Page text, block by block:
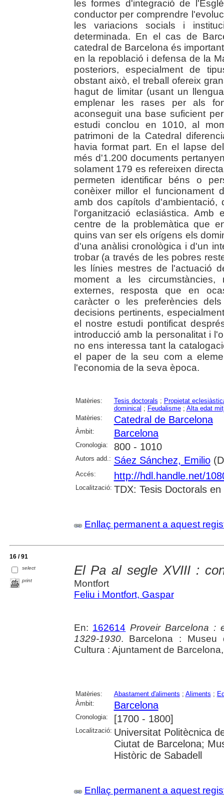
les formes d'integració de
conductor per comprendre
les variacions socials i
determinada. En el cas de
catedral de Barcelona és
en la repoblació i defensa de la
posteriors, especialment de
obstant això, el treball ofereix
hagut de limitar (usant un
emplenar les rases per als
aconseguit una base suficient
estudi conclou en 1010, al
patrimoni de la Catedral
havia format part. En el lapse
més d'1.200 documents
solament 179 es refereixen
permeten identificar béns o
conèixer millor el funcionament
amb dos capítols
l'organització eclasiástica.
centre de la problemàtica que
quins van ser els orígens els
d'una anàlisi cronològica i d'un
trobar (a través de les pobres
les línies mestres de l'actuació
moment a les circumstàncies,
externes, resposta que en
caràcter o les preferències
decisions pertinents,
el nostre estudi pontificat
introducció amb la personalitat i
no ens interessa tant la
el paper de la seu com a
l'economia de la seva època.
Matèries: Tesis doctorals ; Propietat
dominical ; Feudalisme; Alta edat
Matèries:
Catedral de Barcelona
Àmbit: Barcelona
Cronologia: 800 - 1010
Autors add.: Sáez Sánchez, Emilio
Accés: http://hdl.handle.net/
Localització: TDX: Tesis Doctorals en
Enllaç permanent a aquest
16 / 91
select
print
El Pa al segle XVIII :
Montfort
Feliu i Montfort, Gaspar
En: 162614 Proveir Barcelona :
1329-1930. Barcelona : Museu
Cultura : Ajuntament de
Matèries: Abastament d'aliments ; Aliments ;
Àmbit:
Barcelona
Cronologia: [1700 - 1800]
Localització: Universitat Politècnica
Ciutat de Barcelona;
Històric de Sabadell
Enllaç permanent a aquest